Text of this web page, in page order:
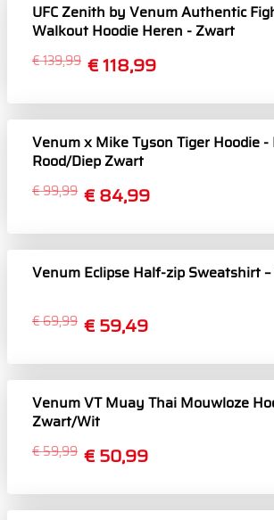
UFC Zenith by Venum Authentic
Walkout Hoodie Heren - Zwart
€ 118,99
€ 139,99
Venum x Mike Tyson Tiger Hoodie
Rood/Diep Zwart
€ 84,99
€ 99,99
Venum Eclipse Half-zip Sweatshirt
€ 59,49
€ 69,99
Venum VT Muay Thai Mouwloze
Zwart/Wit
€ 50,99
€ 59,99